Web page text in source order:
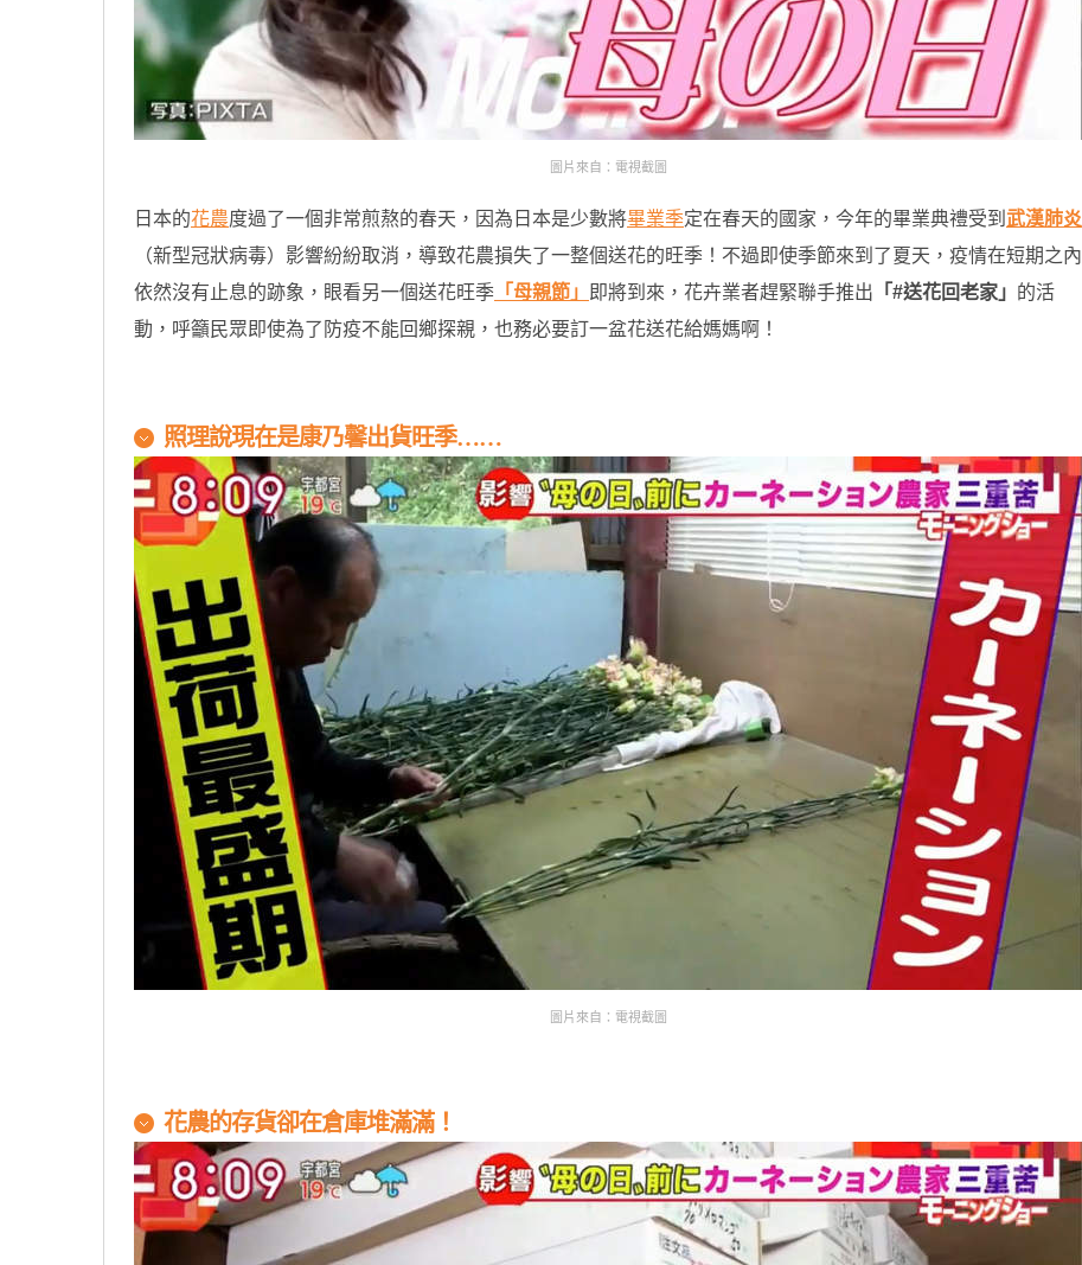
圖片來自：電視截圖
日本的花農度過了一個非常煎熬的春天，因為日本是少數將畢業季定在春天的國家，今年的畢業典禮受到 武漢肺炎
（新型冠狀病毒）影響紛紛取消，導致花農損失了一整個送花的旺季！不過即使季節來到了夏天，疫情在短期之內
依然沒有止息的跡象，眼看另一個送花旺季 「母親節」 即將到來，花卉業者趕緊聯手推出 「#送花回老家」 的活
動，呼籲民眾即使為了防疫不能回鄉探親，也務必要訂一盆花送花給媽媽啊！
照理說現在是康乃馨出貨旺季……
圖片來自：電視截圖
花農的存貨卻在倉庫堆滿滿！